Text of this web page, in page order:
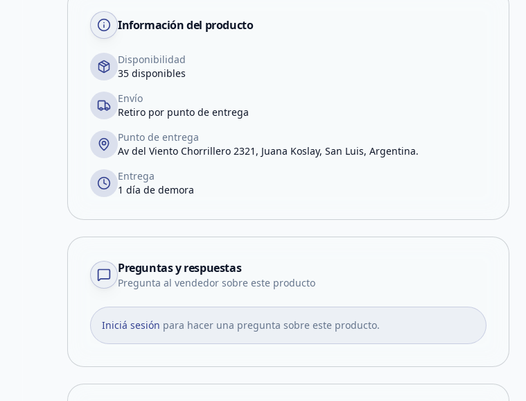
Información del producto
Disponibilidad
35 disponibles
Envío
Retiro por punto de entrega
Punto de entrega
Av del Viento Chorrillero 2321, Juana Koslay, San Luis, Argentina.
Entrega
1 día de demora
Preguntas y respuestas
Pregunta al vendedor sobre este producto
Iniciá sesión para hacer una pregunta sobre este producto.